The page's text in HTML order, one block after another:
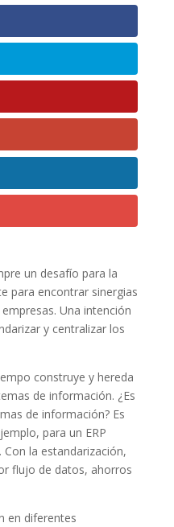
un desafío para la
para encontrar sinergias
Una intención
y centralizar los
construye y hereda
de información. ¿Es
de información? Es
para un ERP
la estandarización,
flujo de datos, ahorros
en diferentes